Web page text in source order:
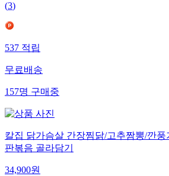
(3)
537 적립
무료배송
157명 구매중
칼집 닭가슴살 간장찜닭/고추짬뽕/깐
판볶음 골라담기
34,900원